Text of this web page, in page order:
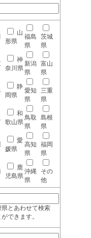
山
形県
福島
県
茨城
県
神
奈川県
新潟
県
富山
県
静
岡県
愛知
県
三重
県
和
歌山県
鳥取
県
島根
県
愛
媛県
高知
県
福岡
県
鹿
児島県
沖縄
県
その
他
とあわせて検索
できます。